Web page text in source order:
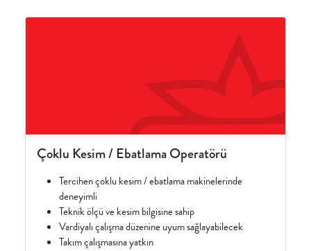
Çoklu Kesim / Ebatlama Operatörü
Tercihen çoklu kesim / ebatlama makinelerinde
deneyimli
Teknik ölçü ve kesim bilgisine sahip
Vardiyalı çalışma düzenine uyum sağlayabilecek
Takım çalışmasına yatkın